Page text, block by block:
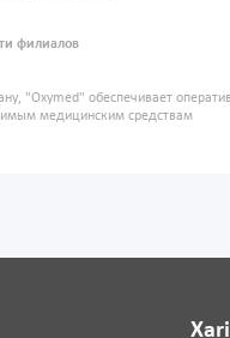
филиалов
"Oxymed" обеспечивает
медицинским средствам